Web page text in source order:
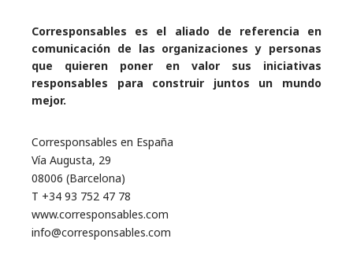
Corresponsables es el aliado de referencia en
comunicación de las organizaciones y personas
que quieren poner en valor sus iniciativas
responsables para construir juntos un mundo
mejor.
Corresponsables en España
Vía Augusta, 29
08006 (Barcelona)
T +34 93 752 47 78
www.corresponsables.com
info@corresponsables.com